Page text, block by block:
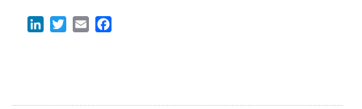
LinkedIn
Twitter
Email